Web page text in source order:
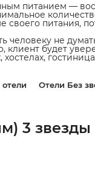
питанием —
питания,
человеку не
будет
хостелах,
Отели Без
3 звезды